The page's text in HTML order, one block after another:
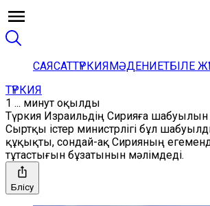
САЯСАТТҮРКИЯМӘДЕНИЕТБІЛЕ
ТҮРКИЯ
1 ... минут оқылды
Түркия Израильдің Сирияға
Сыртқы істер министрлігі бұл
құқықты, сондай-ақ Сирияның
тұтастығын бұзатынын мәлімдеді.
Бөлісу